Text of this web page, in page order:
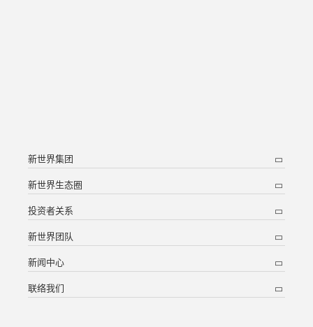
新世界集团
新世界生态圈
投资者关系
新世界团队
新闻中心
联络我们